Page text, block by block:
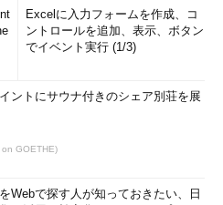
Excelに入力フォームを作成、コ
ントロールを追加、表示、ボタン
でイベント実行 (1/3)
ントにサウナ付きのシェア別荘を展
on GOETHE)
Webで探す人が知っておきたい、日